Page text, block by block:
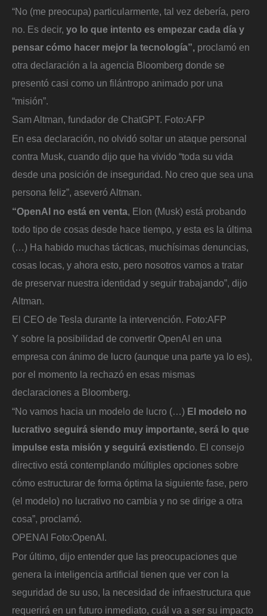
“No (me preocupa) particularmente, tal vez debería, pero
no. Es decir, yo lo que intento es empezar cada día y
pensar cómo hacer mejor la tecnología”, proclamó en
otra declaración a la agencia Bloomberg donde se
presentó casi como un filántropo animado por una
“misión”.
Sam Altman, fundador de ChatGPT. Foto:AFP
En esa declaración, no olvidó soltar un ataque personal
contra Musk, cuando dijo que ha vivido “toda su vida
desde una posición de inseguridad. No creo que sea una
persona feliz”, aseveró Altman.
“OpenAI no está en venta , Elon (Musk) está probando
todo tipo de cosas desde hace tiempo, y esta es la última
(…) Ha habido muchas tácticas, muchísimas denuncias,
cosas locas, y ahora esto, pero nosotros vamos a tratar
de preservar nuestra identidad y seguir trabajando”, dijo
Altman.
El CEO de Tesla durante la intervención. Foto:AFP
Y sobre la posibilidad de convertir OpenAI en una
empresa con ánimo de lucro (aunque una parte ya lo es),
por el momento la rechazó en esas mismas
declaraciones a Bloomberg.
“No vamos hacia un modelo de lucro (…) El modelo no
lucrativo seguirá siendo muy importante, será lo que
impulse esta misión y seguirá existiendo. El consejo
directivo está contemplando múltiples opciones sobre
cómo estructurar de forma óptima la siguiente fase, pero
(el modelo) no lucrativo no cambia y no se dirige a otra
cosa”, proclamó.
OPENAI Foto:OpenAI.
Por último, dijo entender que las preocupaciones que
genera la inteligencia artificial tienen que ver con la
seguridad de su uso, la necesidad de infraestructura que
requerirá en un futuro inmediato, cuál va a ser su impacto